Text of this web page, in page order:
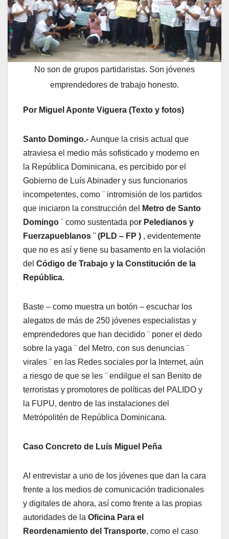
No son de grupos partidaristas. Son jóvenes
emprendedores de trabajo honesto.
Por Miguel Aponte Viguera (Texto y fotos)
Santo Domingo.- Aunque la crisis actual que
atraviesa el medio más sofisticado y moderno en
la República Dominicana, es percibido por el
Gobierno de Luís Abinader y sus funcionarios
incompetentes, como ¨ intromisión de los partidos
que iniciaron la construcción del
Metro de Santo
Domingo ¨ como sustentada por Peledianos y
Fuerzapueblanos ¨ (PLD – FP ) , evidentemente
que no es así y tiene su basamento en la violación
del Código de Trabajo y la Constitución de la
República.
Baste – como muestra un botón – escuchar los
alegatos de más de 250 jóvenes especialistas y
emprendedores que han decidido ¨ poner el dedo
sobre la yaga ¨ del Metro, con sus denuncias ¨
virales ¨ en las Redes sociales por la Internet, aún
a riesgo de que se les ¨ endilgue el san Benito de
terroristas y promotores de políticas del PALIDO y
la FUPU, dentro de las instalaciones del
Metrópolitén de República Dominicana.
Caso Concreto de Luís Miguel Peña
Al entrevistar a uno de los jóvenes que dan la cara
frente a los medios de comunicación tradicionales
y digitales de ahora, así como frente a las propias
autoridades de la Oficina Para el
Reordenamiento del Transporte, como el caso